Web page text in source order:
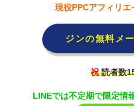
現役PPCアフィリエ
ジンの無料メ
祝読者数
LINEでは不定期で限定情